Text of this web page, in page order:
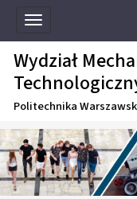
Toggle
navigation
Wydział
Politechnika